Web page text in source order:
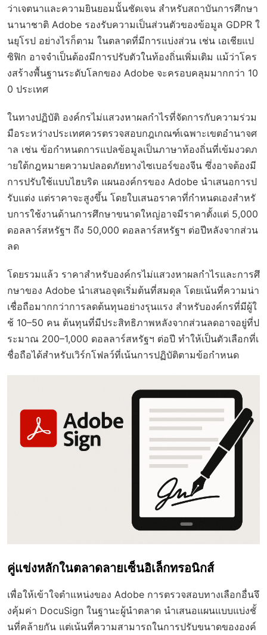
ว่าเจตนาและความยินยอมนั้นชัดเจน สำหรับสถาบันการศึกษา
นานาชาติ Adobe รองรับความเป็นส่วนตัวของข้อมูล GDPR ใ
นยุโรป อย่างไรก็ตาม ในตลาดที่มีการแบ่งส่วน เช่น เอเชียแป
ซิฟิก อาจจำเป็นต้องมีการปรับตัวในท้องถิ่นเพิ่มเติม แม้ว่าโคร
งสร้างพื้นฐานระดับโลกของ Adobe จะครอบคลุมมากกว่า 10
0 ประเทศ
ในทางปฏิบัติ องค์กรไม่แสวงหาผลกำไรที่จัดการกับความร่วม
มือระหว่างประเทศควรตรวจสอบกฎเกณฑ์เฉพาะเขตอำนาจศ
าล เช่น ข้อกำหนดการแปลข้อมูลเป็นภาษาท้องถิ่นที่เข้มงวดภ
ายใต้กฎหมายความปลอดภัยทางไซเบอร์ของจีน ซึ่งอาจต้องมี
การปรับใช้แบบไฮบริด แผนองค์กรของ Adobe นำเสนอการป
รับแต่ง แต่ราคาจะสูงขึ้น โดยใบเสนอราคาที่กำหนดเองสำหรั
บการใช้งานด้านการศึกษาขนาดใหญ่อาจมีราคาตั้งแต่ 5,000
ดอลลาร์สหรัฐฯ ถึง 50,000 ดอลลาร์สหรัฐฯ ต่อปีหลังจากส่วน
ลด
โดยรวมแล้ว ราคาสำหรับองค์กรไม่แสวงหาผลกำไรและการศึ
กษาของ Adobe นำเสนอจุดเริ่มต้นที่สมดุล โดยเน้นที่ความน่า
เชื่อถือมากกว่าการลดต้นทุนอย่างรุนแรง สำหรับองค์กรที่มีผู้ใ
ช้ 10–50 คน ต้นทุนที่มีประสิทธิภาพหลังจากส่วนลดอาจอยู่ที่ป
ระมาณ 200–1,000 ดอลลาร์สหรัฐฯ ต่อปี ทำให้เป็นตัวเลือกที่เ
ชื่อถือได้สำหรับเวิร์กโฟลว์ที่เน้นการปฏิบัติตามข้อกำหนด
คู่แข่งหลักในตลาดลายเซ็นอิเล็กทรอนิกส์
เพื่อให้เข้าใจตำแหน่งของ Adobe การตรวจสอบทางเลือกอื่นจึ
งคุ้มค่า DocuSign ในฐานะผู้นำตลาด นำเสนอแผนแบบแบ่งชั้
นที่คล้ายกัน แต่เน้นที่ความสามารถในการปรับขนาดขององค์